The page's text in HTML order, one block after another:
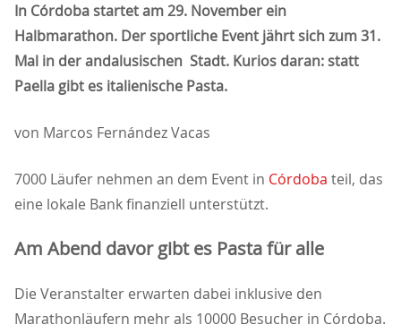
In Córdoba startet am 29. November ein
Halbmarathon. Der sportliche Event jährt sich zum 31.
Mal in der andalusischen Stadt. Kurios daran: statt
Paella gibt es italienische Pasta.
von Marcos Fernández Vacas
7000 Läufer nehmen an dem Event in Córdoba teil, das
eine lokale Bank finanziell unterstützt.
Am Abend davor gibt es Pasta für alle
Die Veranstalter erwarten dabei inklusive den
Marathonläufern mehr als 10000 Besucher in Córdoba.